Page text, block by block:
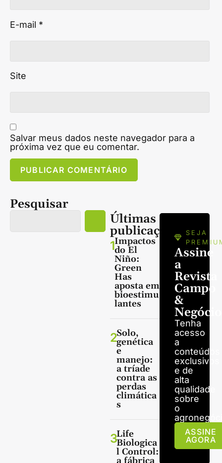
E-mail *
Site
Salvar meus dados neste navegador para a
próxima vez que eu comentar.
Pesquisar
Últimas
publicações
1Impactos
do El
Niño:
Green
Has
aposta em
bioestimu
lantes
2Solo,
genética
e
manejo:
a tríade
contra as
perdas
climática
s
3Life
Biologica
l Control:
SEJA
Assine
a
Revista
Campo
&
Tenha
acesso
a
conteúdos
exclusivos
e de
alta
qualidade
sobre
o
ASSINE
AGORA